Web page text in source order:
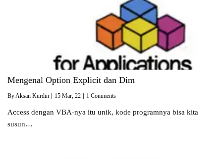
Mengenal Option Explicit dan Dim
ByAksan Kurdin 15 Mar, 22 1 Comments
Access dengan VBA-nya itu unik, kode programnya bisa kita
susun…